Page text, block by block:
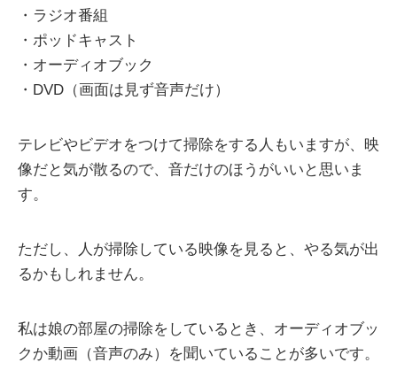
・ラジオ番組
・ポッドキャスト
・オーディオブック
・DVD（画面は見ず音声だけ）
テレビやビデオをつけて掃除をする人もいますが、映
像だと気が散るので、音だけのほうがいいと思いま
す。
ただし、人が掃除している映像を見ると、やる気が出
るかもしれません。
私は娘の部屋の掃除をしているとき、オーディオブッ
クか動画（音声のみ）を聞いていることが多いです。